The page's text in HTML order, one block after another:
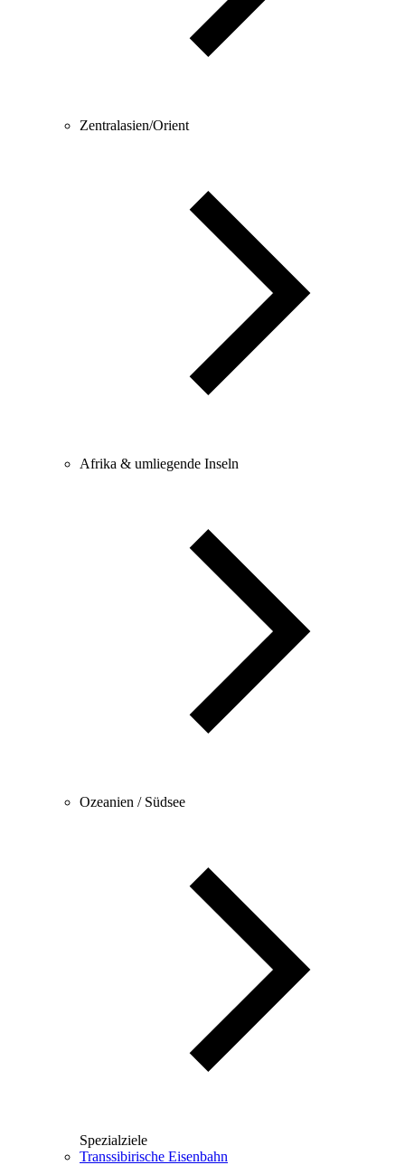
Zentralasien/Orient
Afrika & umliegende Inseln
Ozeanien / Südsee
Spezialziele
Transsibirische Eisenbahn